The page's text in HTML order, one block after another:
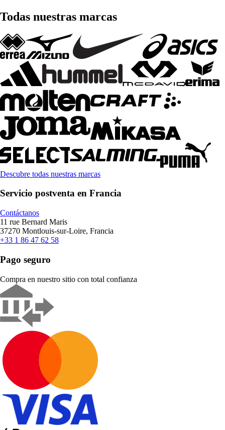
Todas nuestras marcas
Descubre todas nuestras marcas
Servicio postventa en Francia
Contáctanos
11 rue Bernard Maris
37270 Montlouis-sur-Loire, Francia
+33 1 86 47 62 58
Pago seguro
Compra en nuestro sitio con total confianza